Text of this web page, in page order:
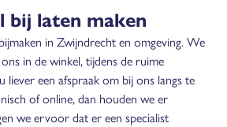
bij laten maken
in Zwijndrecht en omgeving. We
in de winkel, tijdens de ruime
liever een afspraak om bij ons langs te
of online, dan houden we er
we ervoor dat er een specialist